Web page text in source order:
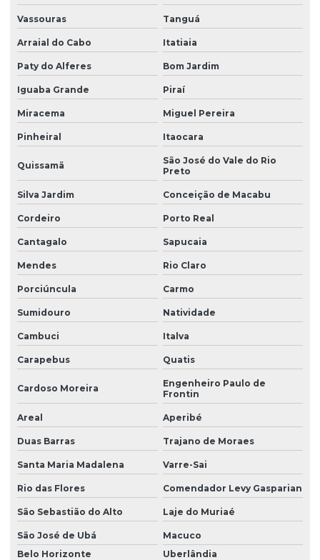
Vassouras Tanguá
Arraial do Cabo Itatiaia
Paty do Alferes Bom Jardim
Iguaba Grande Piraí
Miracema Miguel Pereira
Pinheiral Itaocara
Quissamã
São José do Vale do Rio
Preto
Silva Jardim Conceição de Macabu
Cordeiro Porto Real
Cantagalo Sapucaia
Mendes Rio Claro
Porciúncula Carmo
Sumidouro Natividade
Cambuci Italva
Carapebus Quatis
Cardoso Moreira
Engenheiro Paulo de
Frontin
Areal Aperibé
Duas Barras Trajano de Moraes
Santa Maria Madalena Varre-Sai
Rio das Flores Comendador Levy Gasparian
São Sebastião do Alto Laje do Muriaé
São José de Ubá
Macuco
Belo Horizonte
Uberlândia